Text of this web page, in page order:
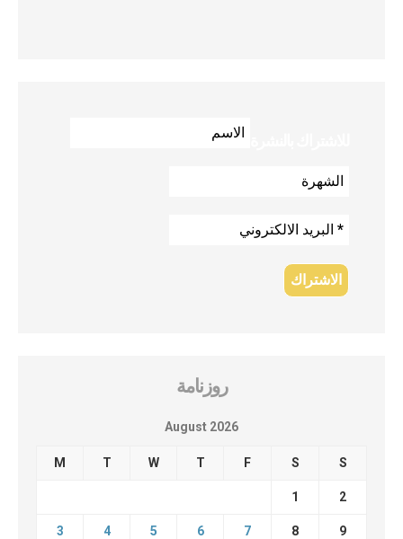
روزنامة
August 2026
M T W T F S S
1 2
3 4 5 6 7 8 9